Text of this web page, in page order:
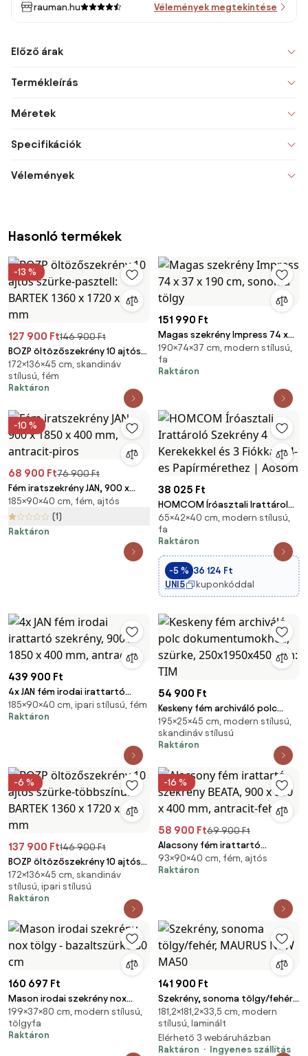
rauman.hu Vélemények megtekintése
Előző árak
Termékleírás
Méretek
Specifikációk
Vélemények
Hasonló termékek
-13 %
127 900 Ft146 900 Ft
BOZP öltözőszekrény 10 ajtós
szürke-pasztell: BARTEK 1360 x
1720 x 450 mm
172×136×45 cm, skandináv
stílusú, fém
Raktáron
151 990 Ft
Magas szekrény Impress 74 x
37 x 190 cm, sonoma tölgy
190×74×37 cm, modern stílusú,
fa
Raktáron
-10 %
68 900 Ft76 900 Ft
Fém iratszekrény JAN, 900 x
1850 x 400 mm, antracit-piros
185×90×40 cm, fém, ajtós
(1)
Raktáron
38 025 Ft
HOMCOM Íróasztali Irattároló
Szekrény 4 Kerekekkel és 3
Fiókkal A4-es Papírmérethez |
Aosom
65×42×40 cm, modern stílusú,
fa
Raktáron
-5 % 36 124 Ft
UNI5
kuponkóddal
439 900 Ft
4x JAN fém irodai irattartó
szekrény, 900 x 1850 x 400 mm,
antracit
185×90×40 cm, ipari stílusú, fém
Raktáron
54 900 Ft
Keskeny fém archiváló polc
dokumentumokhoz, szürke,
250x1950x450 mm: TIM
195×25×45 cm, modern stílusú,
skandináv stílusú
Raktáron
-6 %
137 900 Ft146 900 Ft
BOZP öltözőszekrény 10 ajtós
szürke-többszínű: BARTEK 1360
x 1720 x 450 mm
172×136×45 cm, skandináv
stílusú, ipari stílusú
Raktáron
-16 %
58 900 Ft69 900 Ft
Alacsony fém irattartó
szekrény BEATA, 900 x 930 x
400 mm, antracit-fehér
93×90×40 cm, fém, ajtós
Raktáron
160 697 Ft
Mason irodai szekrény nox
tölgy - bazaltszürke 80 cm
199×37×80 cm, modern stílusú,
tölgyfa
Raktáron
141 900 Ft
Szekrény, sonoma tölgy/fehér,
MAURUS NEW MA50
181,2×181,2×33,5 cm, modern
stílusú, laminált
Elérhető 3 webáruházban
Raktáron
Ingyenes szállítás